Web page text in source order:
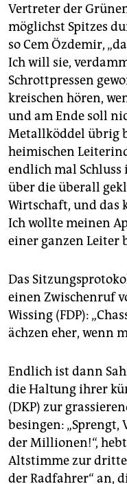
Vertreter der
möglichst Spitzes
so Cem Özdemir,
Ich will sie,
Schrottpressen
kreischen hören,
und am Ende soll
Metallköddel übrig
heimischen
endlich mal
über die überall
Wirtschaft, und das
Ich wollte meinen
einer ganzen Leiter
Das
einen Zwischenruf
Wissing (FDP):
ächzen eher, wenn
Endlich ist dann
die Haltung ihrer
(DKP) zur
besingen:
der Millionen!“,
Altstimme zur
der Radfahrer“ an,